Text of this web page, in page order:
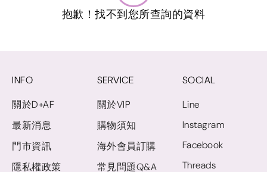
抱歉！找不到您所查詢的資料
INFO
關於D+AF
最新消息
門市資訊
隱私權政策
SERVICE
關於VIP
購物須知
海外會員訂購
常見問題Q&A
SOCIAL
Line
Instagram
Facebook
Threads